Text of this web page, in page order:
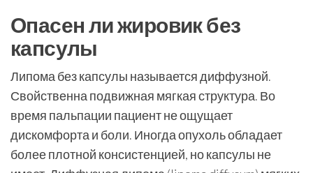
Опасен ли жировик без
капсулы
Липома без капсулы называется диффузной.
Свойственна подвижная мягкая структура. Во
время пальпации пациент не ощущает
дискомфорта и боли. Иногда опухоль обладает
более плотной консистенцией, но капсулы не